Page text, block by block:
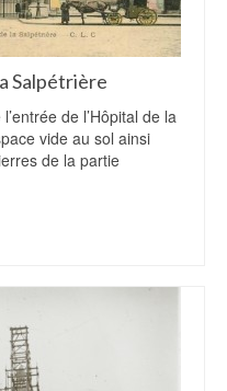
Salpétrière
de l’Hôpital de la
vide au sol ainsi
de la partie